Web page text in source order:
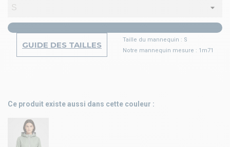
GUIDE DES TAILLES
Taille du mannequin : S
Notre mannequin mesure : 1m71
Ce produit existe aussi dans cette couleur :